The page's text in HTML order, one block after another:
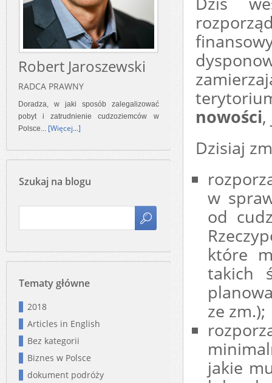
nowości,
Dzisiaj
w
od
które
takich
ze zm.);
jakie
Robert Jaroszewski
RADCA PRAWNY
Doradza, w jaki sposób zalegalizować
pobyt i zatrudnienie cudzoziemców w
Polsce... [Więcej...]
Szukaj na blogu
Tematy główne
2018
Articles in English
Bez kategorii
Biznes w Polsce
dokument podróży